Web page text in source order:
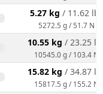
5.27 kg / 11.62 lbs
5272.5 g / 51.7 N
10.55 kg / 23.25
10545.0 g / 103.4 N
15.82 kg / 34.87
15817.5 g / 155.2 N